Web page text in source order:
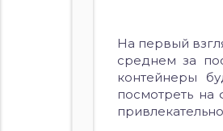
На первый
среднем за
контейнеры
посмотреть на